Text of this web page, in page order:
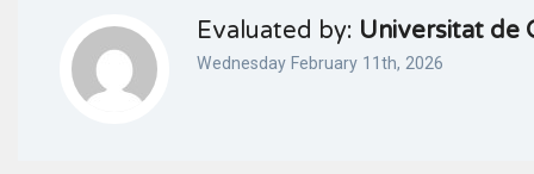
Evaluated by: Universitat de
Wednesday February 11th, 2026